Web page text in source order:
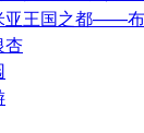
亚王国之都——
杏